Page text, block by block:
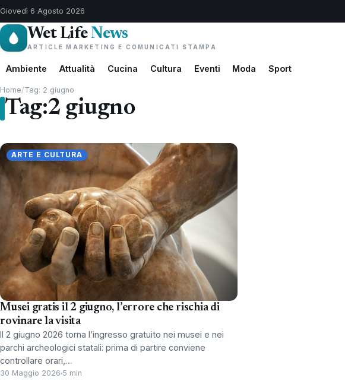
Giovedì 6 Agosto 2026
Wet LifeNews
ARTICLE MARKETING E COMUNICATI STAMPA
Ambiente Attualità Cucina Cultura Eventi Moda Sport
Home/Tag: 2 giugno
Tag:2 giugno
ARTE E CULTURA
Musei gratis il 2 giugno, l’errore che rischia di
rovinare la visita
Il 2 giugno 2026 torna l’ingresso gratuito nei musei e nei
parchi archeologici statali: prima di partire conviene
controllare orari,…
30 Maggio 2026 5 min